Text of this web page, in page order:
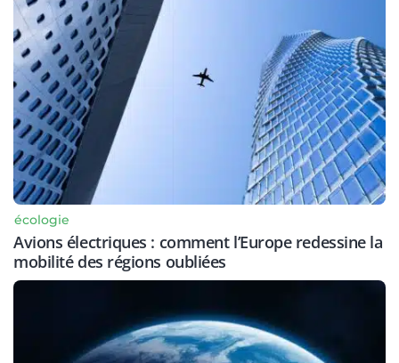
écologie
Avions électriques : comment l’Europe redessine la
mobilité des régions oubliées